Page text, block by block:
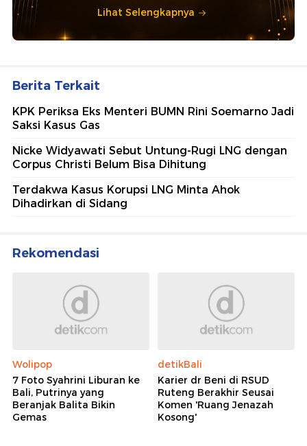
Lihat Selengkapnya
Berita Terkait
KPK Periksa Eks Menteri BUMN Rini Soemarno Jadi
Saksi Kasus Gas
Nicke Widyawati Sebut Untung-Rugi LNG dengan
Corpus Christi Belum Bisa Dihitung
Terdakwa Kasus Korupsi LNG Minta Ahok
Dihadirkan di Sidang
Rekomendasi
Wolipop
7 Foto Syahrini Liburan ke
Bali, Putrinya yang
Beranjak Balita Bikin
Gemas
detikBali
Karier dr Beni di RSUD
Ruteng Berakhir Seusai
Komen 'Ruang Jenazah
Kosong'